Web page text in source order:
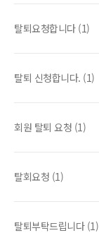
탈퇴요청합니다 (1)
탈퇴 신청합니다. (1)
회원 탈퇴 요청 (1)
탈회요청 (1)
탈퇴부탁드립니다 (1)